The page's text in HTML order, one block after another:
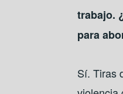
trabajo.
para
Sí. Tiras